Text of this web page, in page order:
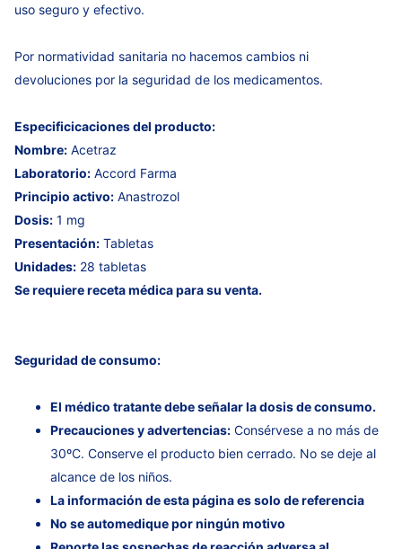
uso seguro y efectivo.
Por normatividad sanitaria no hacemos cambios ni
devoluciones por la seguridad de los medicamentos.
Especificicaciones del producto:
Nombre: Acetraz
Laboratorio: Accord Farma
Principio activo: Anastrozol
Dosis: 1 mg
Presentación: Tabletas
Unidades: 28 tabletas
Se requiere receta médica para su venta.
Seguridad de consumo:
El médico tratante debe señalar la dosis de consumo.
Precauciones y advertencias: Consérvese a no más de
30ºC. Conserve el producto bien cerrado. No se deje al
alcance de los niños.
La información de esta página es solo de referencia
No se automedique por ningún motivo